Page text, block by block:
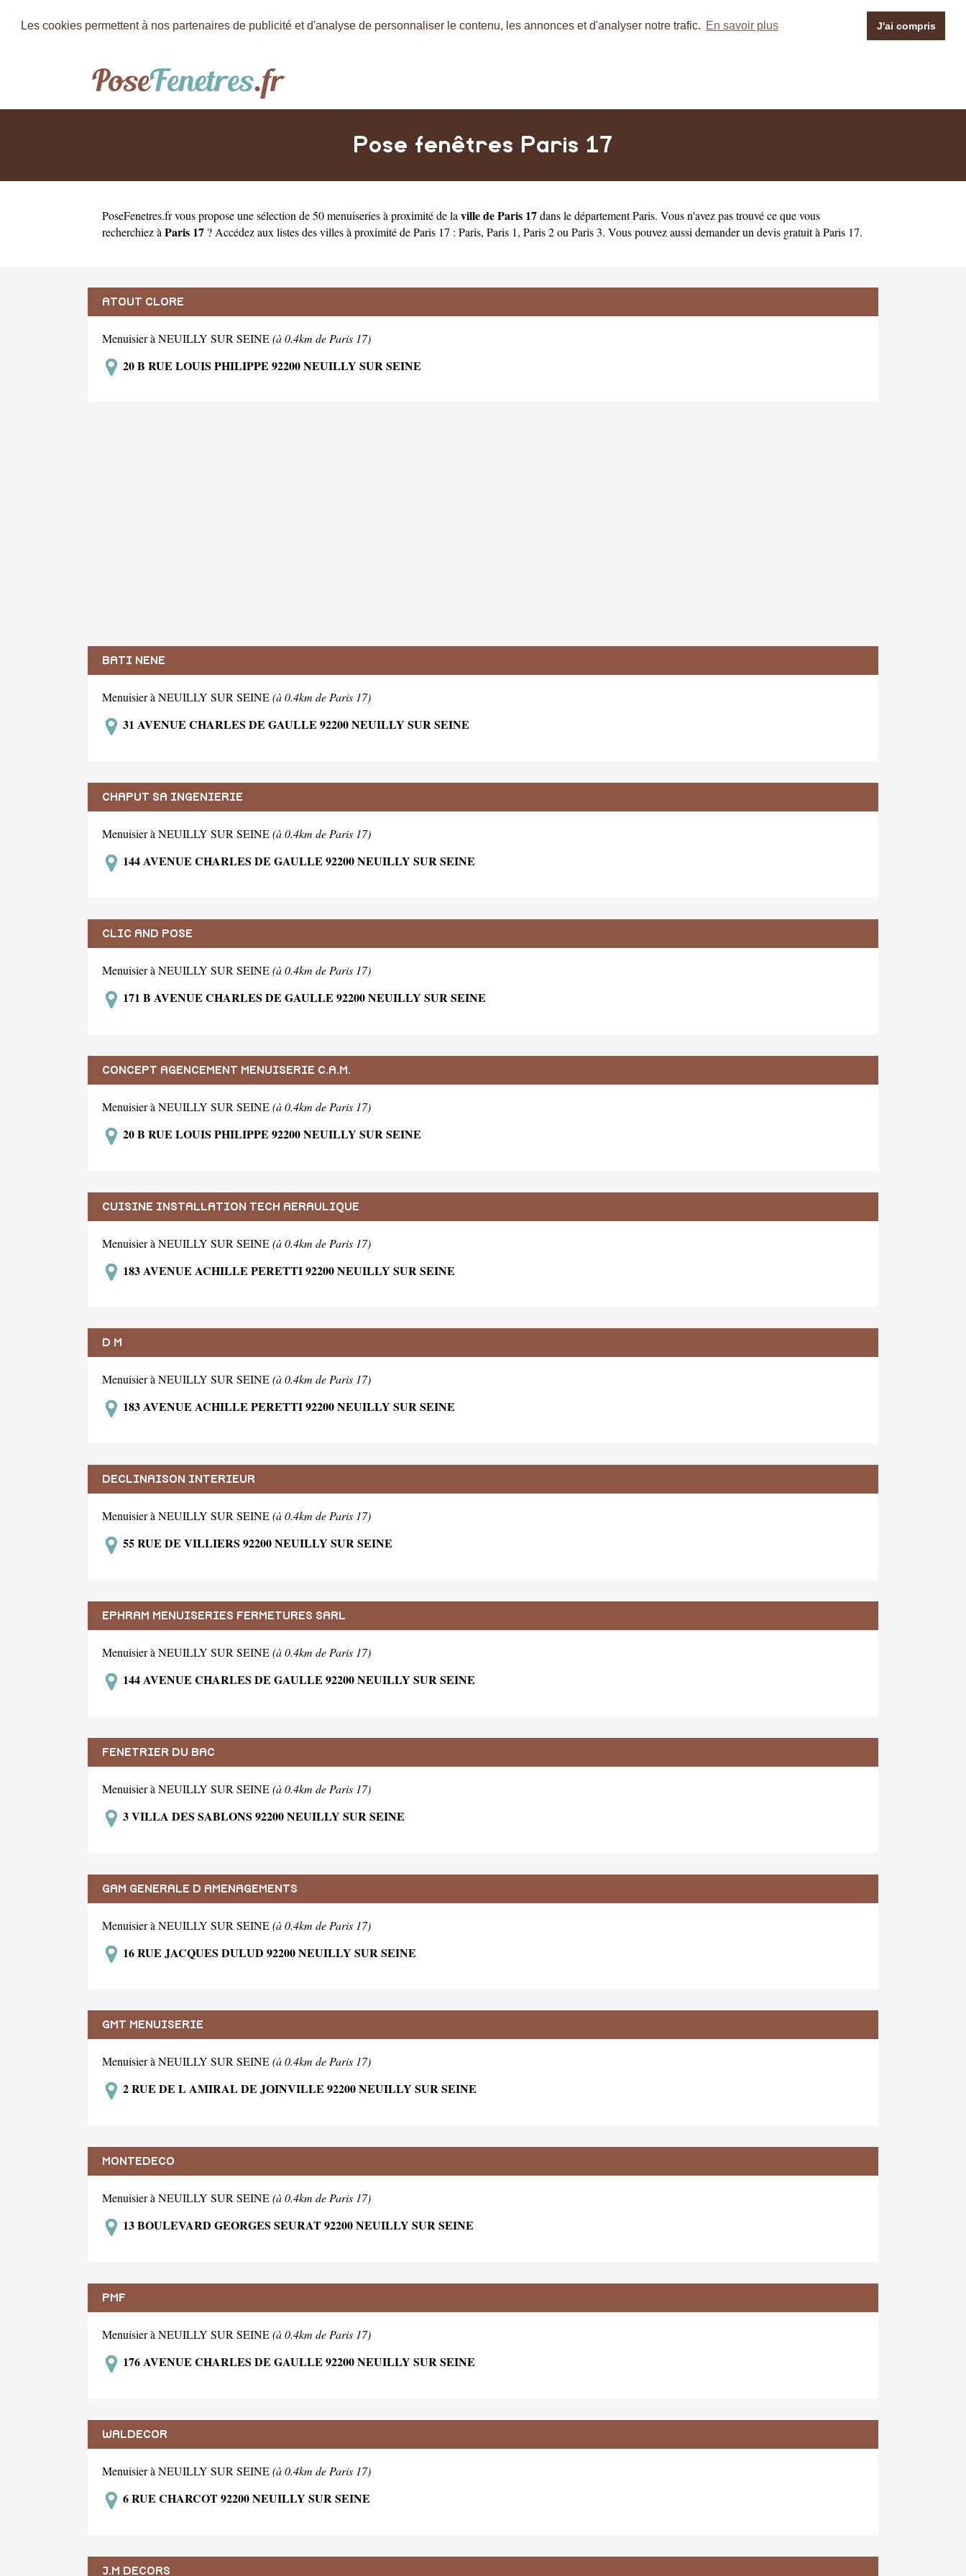
Les cookies permettent à nos partenaires de publicité et d'analyse de personnaliser le contenu, les annonces et d'analyser notre trafic. En savoir plus J'ai compris
Pose fenêtres Paris 17
PoseFenetres.frvous propose une sélection de 50 menuiseries à proximité de la ville de Paris 17dans le départementParis. Vous n'avez pas trouvé ce que vous
recherchiez à Paris 17 ? Accédez aux listes des villes à proximité de Paris 17 : Paris, Paris 1, Paris 2ou Paris 3. Vous pouvez aussi demander un devis gratuit à Paris 17.
ATOUT CLORE
Menuisier à NEUILLY SUR SEINE(à 0.4km de Paris 17)
20 B RUE LOUIS PHILIPPE 92200 NEUILLY SUR SEINE
BATI NENE
Menuisier à NEUILLY SUR SEINE(à 0.4km de Paris 17)
31 AVENUE CHARLES DE GAULLE 92200 NEUILLY SUR SEINE
CHAPUT SA INGENIERIE
Menuisier à NEUILLY SUR SEINE(à 0.4km de Paris 17)
144 AVENUE CHARLES DE GAULLE 92200 NEUILLY SUR SEINE
CLIC AND POSE
Menuisier à NEUILLY SUR SEINE(à 0.4km de Paris 17)
171 B AVENUE CHARLES DE GAULLE 92200 NEUILLY SUR SEINE
CONCEPT AGENCEMENT MENUISERIE C.A.M.
Menuisier à NEUILLY SUR SEINE(à 0.4km de Paris 17)
20 B RUE LOUIS PHILIPPE 92200 NEUILLY SUR SEINE
CUISINE INSTALLATION TECH AERAULIQUE
Menuisier à NEUILLY SUR SEINE(à 0.4km de Paris 17)
183 AVENUE ACHILLE PERETTI 92200 NEUILLY SUR SEINE
D M
Menuisier à NEUILLY SUR SEINE(à 0.4km de Paris 17)
183 AVENUE ACHILLE PERETTI 92200 NEUILLY SUR SEINE
DECLINAISON INTERIEUR
Menuisier à NEUILLY SUR SEINE(à 0.4km de Paris 17)
55 RUE DE VILLIERS 92200 NEUILLY SUR SEINE
EPHRAM MENUISERIES FERMETURES SARL
Menuisier à NEUILLY SUR SEINE(à 0.4km de Paris 17)
144 AVENUE CHARLES DE GAULLE 92200 NEUILLY SUR SEINE
FENETRIER DU BAC
Menuisier à NEUILLY SUR SEINE(à 0.4km de Paris 17)
3 VILLA DES SABLONS 92200 NEUILLY SUR SEINE
GAM GENERALE D AMENAGEMENTS
Menuisier à NEUILLY SUR SEINE(à 0.4km de Paris 17)
16 RUE JACQUES DULUD 92200 NEUILLY SUR SEINE
GMT MENUISERIE
Menuisier à NEUILLY SUR SEINE(à 0.4km de Paris 17)
2 RUE DE L AMIRAL DE JOINVILLE 92200 NEUILLY SUR SEINE
MONTEDECO
Menuisier à NEUILLY SUR SEINE(à 0.4km de Paris 17)
13 BOULEVARD GEORGES SEURAT 92200 NEUILLY SUR SEINE
PMF
Menuisier à NEUILLY SUR SEINE(à 0.4km de Paris 17)
176 AVENUE CHARLES DE GAULLE 92200 NEUILLY SUR SEINE
WALDECOR
Menuisier à NEUILLY SUR SEINE(à 0.4km de Paris 17)
6 RUE CHARCOT 92200 NEUILLY SUR SEINE
J.M DECORS